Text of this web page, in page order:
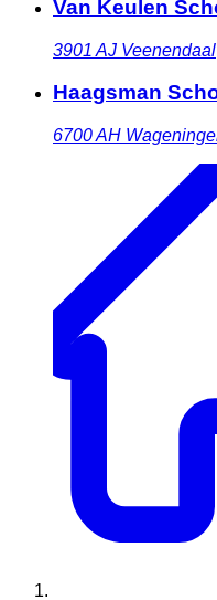
Van Keulen
3901 AJ Veenendaal
Haagsman
6700 AH